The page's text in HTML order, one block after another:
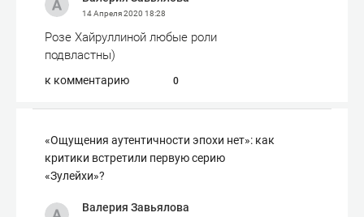
14 Апреля 2020 18:28
Розе Хайруллиной любые роли
подвластны)
к комментарию 0
«Ощущения аутентичности эпохи нет»: как
критики встретили первую серию
«Зулейхи»?
Валерия Завьялова